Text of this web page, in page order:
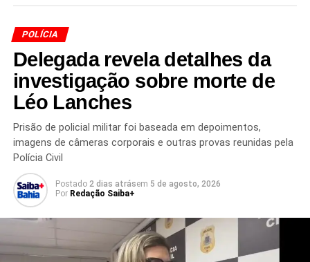
homem operando um drone para lançar o explosivo
sobre um imóvel
utilizada por organizações criminosas para ampliar seu
poder de ataque.
As autoridades identificaram um dos suspeitos apontados
como responsável pela ação, que foi
julho. As investigações continuam para identificar outros
envolvidos, esclarecer a dinâmica do ataque e verificar a
participação de integrantes de organizações criminosas
na utilização da tecnologia para a prática de crimes.
O caso acende um alerta para o uso de drones em
ações criminosas, reforçando a preocupação das forças
de segurança com o emprego de equipamentos
tecnológicos por facções em disputas territoriais. A Polícia
POLÍCIA
Delegada revela detalhes da
investigação sobre morte de
Léo Lanches
Prisão de policial militar foi baseada em depoimentos,
imagens de câmeras corporais e outras provas reunidas pela
Polícia Civil
Postado 2 dias atrásem 5 de agosto, 2026
Por Redação Saiba+